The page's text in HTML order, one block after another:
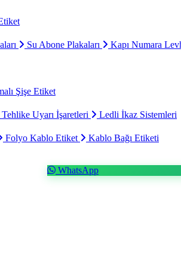
Su Abone Plakaları Kapı Numara
Şişe Etiket
Tehlike Uyarı İşaretleri Ledli İkaz Sistemleri
Folyo Kablo Etiket
Kablo Bağı Etiketi
WhatsApp